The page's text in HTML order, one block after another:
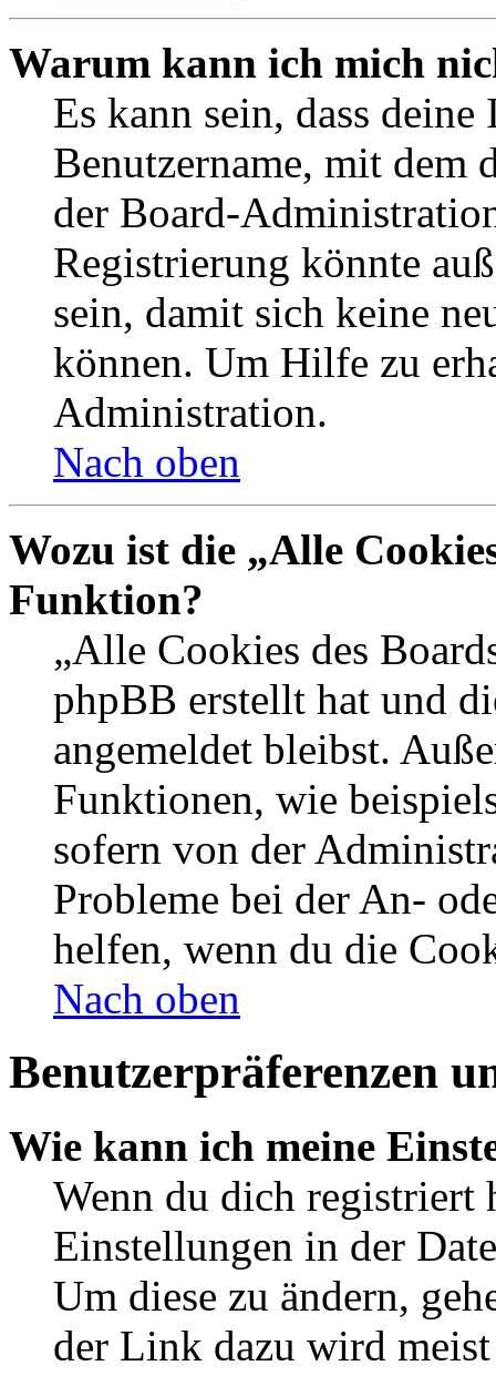
Warum kann ich mich
Es kann sein, dass
Benutzername, mit dem
der Board-
Registrierung könnte
sein, damit sich keine
können. Um Hilfe zu
Administration.
Nach oben
Wozu ist die „Alle
Funktion?
„Alle Cookies des
phpBB erstellt hat und
angemeldet bleibst.
Funktionen, wie
sofern von der
Probleme bei der An-
helfen, wenn du die
Nach oben
Benutzerpräferenzen
Wie kann ich meine
Wenn du dich registriert
Einstellungen in der
Um diese zu ändern,
der Link dazu wird